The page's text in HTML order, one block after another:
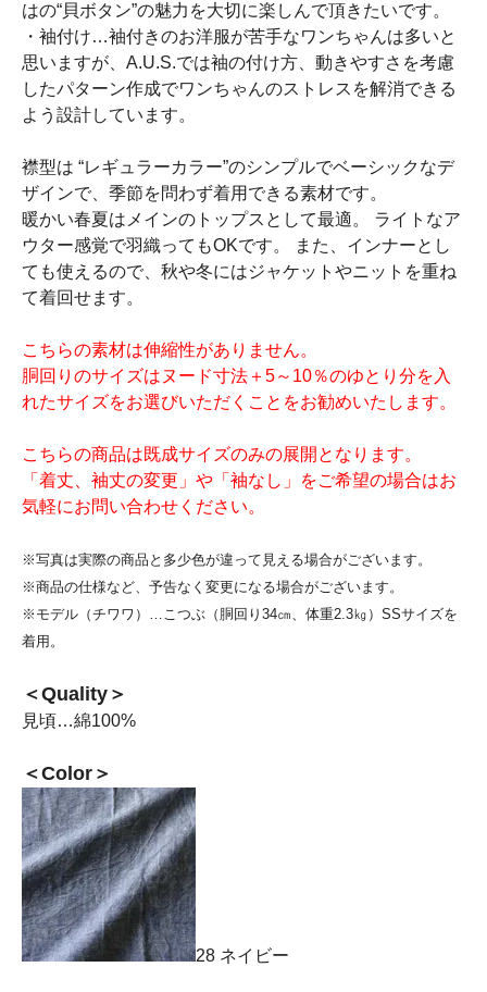
はの“貝ボタン”の魅力を大切に楽しんで頂きたいです。
・袖付け…袖付きのお洋服が苦手なワンちゃんは多いと
思いますが、A.U.S.では袖の付け方、動きやすさを考慮
したパターン作成でワンちゃんのストレスを解消できる
よう設計しています。
襟型は “レギュラーカラー”のシンプルでベーシックなデ
ザインで、季節を問わず着用できる素材です。
暖かい春夏はメインのトップスとして最適。 ライトなア
ウター感覚で羽織ってもOKです。 また、インナーとし
ても使えるので、秋や冬にはジャケットやニットを重ね
て着回せます。
こちらの素材は伸縮性がありません。
胴回りのサイズはヌード寸法＋5～10％のゆとり分を入
れたサイズをお選びいただくことをお勧めいたします。
こちらの商品は既成サイズのみの展開となります。
「着丈、袖丈の変更」や「袖なし」をご希望の場合はお
気軽にお問い合わせください。
※写真は実際の商品と多少色が違って見える場合がございます。
※商品の仕様など、予告なく変更になる場合がございます。
※モデル（チワワ）…こつぶ（胴回り34㎝、体重2.3㎏）SSサイズを
着用。
＜Quality＞
見頃…綿100%
＜Color＞
28 ネイビー